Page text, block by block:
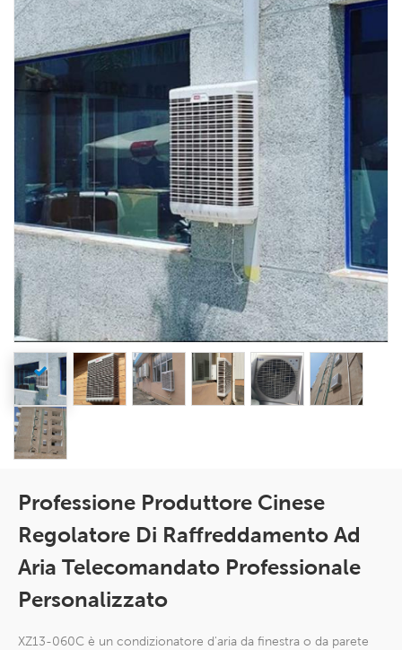
Professione Produttore Cinese
Regolatore Di Raffreddamento Ad
Aria Telecomandato Professionale
Personalizzato
XZ13-060C è un condizionatore d'aria da finestra o da parete